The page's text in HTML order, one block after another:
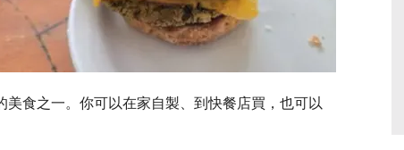
美食之一。你可以在家自製、到快餐店買，也可以